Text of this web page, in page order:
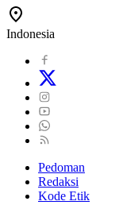
Indonesia
Pedoman
Redaksi
Kode Etik